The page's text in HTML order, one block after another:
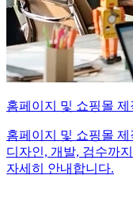
홈페이지 및 쇼핑몰
홈페이지 및 쇼핑몰
디자인, 개발, 검수까
자세히 안내합니다.